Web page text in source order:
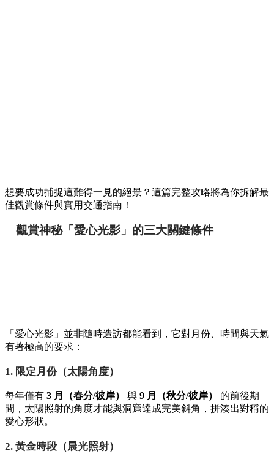
想要成功捕捉這難得一見的絕景？這篇完整攻略將為你拆解最
佳觀賞條件與實用交通指南！
觀賞神秘「愛心光影」的三大關鍵條件
「愛心光影」並非隨時造訪都能看到，它對月份、時間與天氣
有著極高的要求：
1. 限定月份（太陽角度）
每年僅有 3 月（春分/彼岸） 與 9 月（秋分/彼岸）
的前後期
間，太陽照射的角度才能與洞窟達成完美斜角，拼湊出對稱的
愛心形狀。
2. 黃金時段（晨光照射）